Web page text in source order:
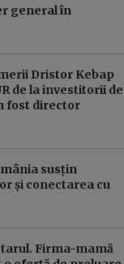
general în
Dristor Kebap
de la investitorii de
fost director
susțin
și conectarea cu
Firma-mamă